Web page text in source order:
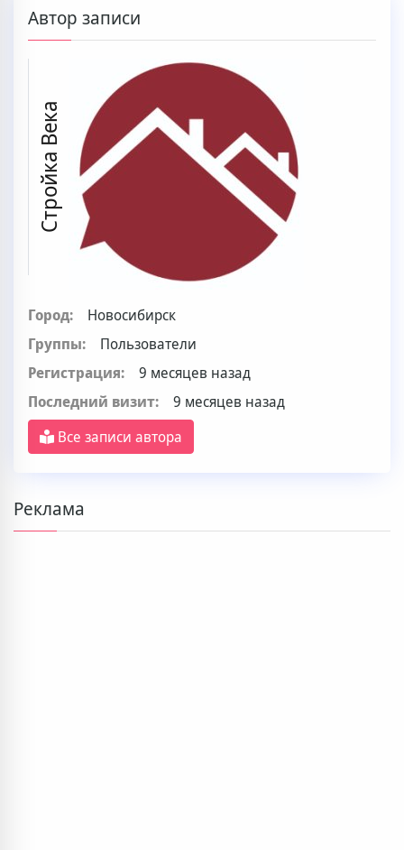
Автор записи
Стройка Века
Город:
Новосибирск
Группы:
Пользователи
Регистрация:
9 месяцев назад
Последний визит:
9 месяцев назад
Все записи автора
Реклама